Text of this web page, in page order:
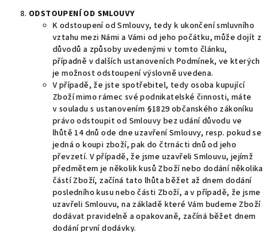
ODSTOUPENÍ OD SMLOUVY
K odstoupení od Smlouvy, tedy k ukončení smluvního
vztahu mezi Námi a Vámi od jeho počátku, může dojít z
důvodů a způsoby uvedenými v tomto článku,
případně v dalších ustanoveních Podmínek, ve kterých
je možnost odstoupení výslovně uvedena.
V případě, že jste spotřebitel, tedy osoba kupující
Zboží mimo rámec své podnikatelské činnosti, máte
v souladu s ustanovením §1829 občanského zákoníku
právo odstoupit od Smlouvy bez udání důvodu ve
lhůtě 14 dnů ode dne uzavření Smlouvy, resp. pokud se
jedná o koupi zboží, pak do čtrnácti dnů od jeho
převzetí. V případě, že jsme uzavřeli Smlouvu, jejímž
předmětem je několik kusů Zboží nebo dodání několika
částí Zboží, začíná tato lhůta běžet až dnem dodání
posledního kusu nebo části Zboží, a v případě, že jsme
uzavřeli Smlouvu, na základě které Vám budeme Zboží
dodávat pravidelně a opakovaně, začíná běžet dnem
dodání první dodávky.